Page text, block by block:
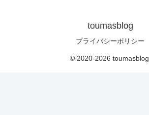
toumasblog
プライバシーポリシー
© 2020-2026 toumasblog.